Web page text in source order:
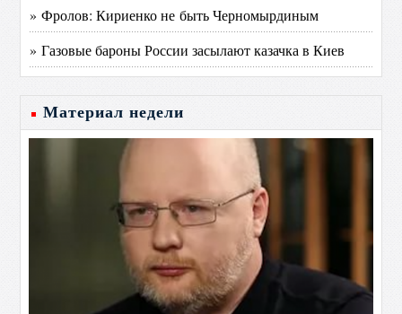
» Фролов: Кириенко не быть Черномырдиным
» Газовые бароны России засылают казачка в Киев
Материал недели